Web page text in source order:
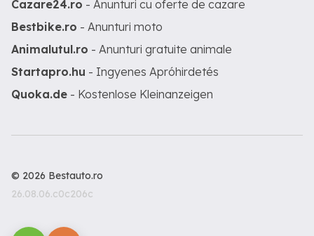
Cazare24.ro - Anunturi cu oferte de cazare
Bestbike.ro - Anunturi moto
Animalutul.ro - Anunturi gratuite animale
Startapro.hu - Ingyenes Apróhirdetés
Quoka.de - Kostenlose Kleinanzeigen
© 2026 Bestauto.ro
26.08.06.c0c206c